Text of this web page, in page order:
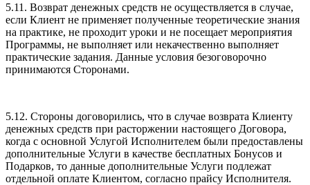
5.11. Возврат денежных средств не осуществляется в случае,
если Клиент не применяет полученные теоретические знания
на практике, не проходит уроки и не посещает мероприятия
Программы, не выполняет или некачественно выполняет
практические задания. Данные условия безоговорочно
принимаются Сторонами.
5.12. Стороны договорились, что в случае возврата Клиенту
денежных средств при расторжении настоящего Договора,
когда с основной Услугой Исполнителем были предоставлены
дополнительные Услуги в качестве бесплатных Бонусов и
Подарков, то данные дополнительные Услуги подлежат
отдельной оплате Клиентом, согласно прайсу Исполнителя.